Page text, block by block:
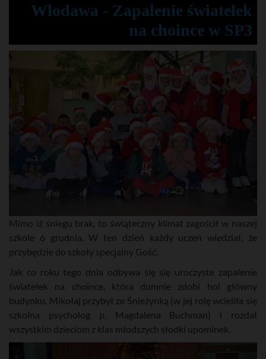
Włodawa - Zapalenie światełek
na choince w SP3
Mimo iż śniegu brak, to świąteczny klimat zagościł w naszej
szkole 6 grudnia. W ten dzień każdy uczeń wiedział, że
przybędzie do szkoły specjalny Gość.
Jak co roku tego dnia odbywa się się uroczyste zapalenie
światełek na choince, która dumnie zdobi hol główny
budynku. Mikołaj przybył ze Śnieżynką (w jej rolę wcieliła się
szkolna psycholog p. Magdalena Buchman) i rozdał
wszystkim dzieciom z klas młodszych słodki upominek.